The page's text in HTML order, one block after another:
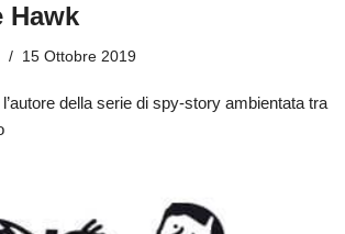
Hawk
15 Ottobre 2019
della serie di spy-story ambientata tra